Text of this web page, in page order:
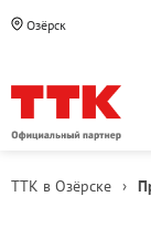
Озёрск
ТТК в Озёрске ›